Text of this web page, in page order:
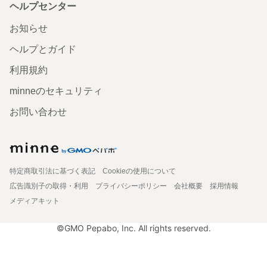
ヘルプセンター
お知らせ
ヘルプとガイド
利用規約
minneのセキュリティ
お問い合わせ
特定商取引法に基づく表記
Cookieの使用について
広告識別子の取得・利用
プライバシーポリシー 会社概要
採用情報
メディアキット
©GMO Pepabo, Inc. All rights reserved.